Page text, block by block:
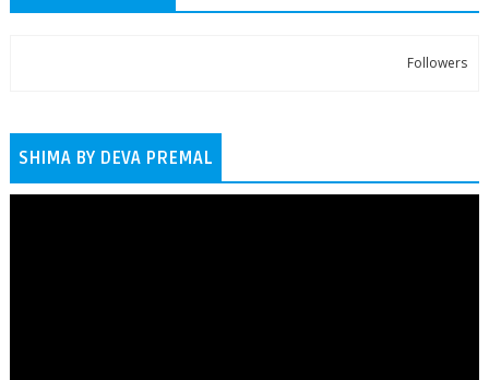
Followers
SHIMA BY DEVA PREMAL